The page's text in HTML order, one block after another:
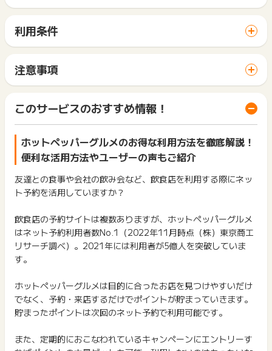
※ネット予約は、1日1回まで獲得対象です。
【獲得対象外条件】
※1日2回以上の予約
※ホットペッパーグルメスマートフォンアプリからの予約
※お食事券のクーポン購入
※50%以上割引きのとびきりクーポン特集
※「ホットペッパー グルメ」サイトを経由し、「ホットペッパ
ー グルメ」以外のサイトをご利用した場合
※電話予約の場合
※虚偽・不正・いたずら・予約キャンセル・来店に至らなかった
場合 など
・獲得予定ポイントが反映されない
・獲得予定ポイントが反映期間後も承認待ちの場合
(予約依頼番号はサンクスメール、またはマイページにてご確認
ください。)
※獲得予定ポイントが反映されない場合は過去1年以内のご注文
日に限り調査可能です。
までお問い合わせください。ポイントについて、広告主に直接
お問い合わせをした場合、ポイント獲得対象外となる場合がご
ざいます。
利用条件
サイトに移動してからお申し込みやお買い物が完了するまでの
間に、同じブラウザ（※）で他のサイトに移動した場合はポイン
ト獲得ができません。
「 申込をしてポイントGET 」ボタンを押した時とサービス・
お買い物利用時で、デバイス・ブラウザが異なる場合はポイン
ト獲得ができません。
2回以上同じお買い物・サービスをご利用される場合は、毎回
ポイントタウンに戻り、「 申込をしてポイントGET 」ボタン
を押してからご利用ください。
下記の事項に該当する場合、広告主側で対象外とみなし、「獲
得無効」となる可能性があります。
い物を複数回ご利用された場合
・他のポイントサイトや比較サイト、検索サイトなどを経由し
て一度でも同サービス・お買い物を利用されたことがある場合
ご利用前には、Cookieの削除をおこなっていただくことを推奨
サービス・お買い物利用時にお電話など2つ以上の申し込み方
法がある場合、必ずサイト上のWEBフォームからお申し込みく
ださい。
読みください。
注意事項
一部のサービスにつきましては、1商品につき10円単位の金額
は切り捨てとなります。
ポイント獲得が1ポイント未満のものは切り捨てとなり、ポイ
ント履歴には記載されません。
原則として広告主側のポイント等を利用して支払われた金額分
につきましては、ポイントタウンのポイント獲得の対象には含
まれません。
広告主が運営しているサービスの都合もしくは会員様の都合で
商品の交換や一部でもキャンセルされた場合、ポイントが無効
各サービス・お買い物の獲得ポイントや獲得条件、キャンペー
ン期間が予告なしに変更される場合がございますが、ご利用さ
れた時点の条件が適用されます。
条件を達成しているかどうかは各広告主ではなく、代理店が行
っているため、広告主はポイントに関する詳細を把握しており
そのため、ポイントタウンのポイントに関するお問い合わせを
広告主様に直接行わないようお願いいたします。
掲載中のプログラムの掲載終了日はあくまで予定となってお
広告に遷移しない場合は掲載が終了となっておりポイントが獲
得できませんので、ご注意くださいませ。
このサービスのおすすめ情報！
ホットペッパーグルメのお得な利用方法を徹底解説！
便利な活用方法やユーザーの声もご紹介
友達との食事や会社の飲み会など、飲食店を利用する際にネッ
ト予約を活用していますか？
飲食店の予約サイトは複数ありますが、ホットペッパーグルメ
はネット予約利用者数No.1（2022年11月時点（株）東京商工
リサーチ調べ）。2021年には利用者が5億人を突破していま
す。
ホットペッパーグルメは目的に合ったお店を見つけやすいだけ
でなく、予約・来店するだけでポイントが貯まっていきます。
貯まったポイントは次回のネット予約で利用可能です。
また、定期的におこなわれているキャンペーンにエントリーす